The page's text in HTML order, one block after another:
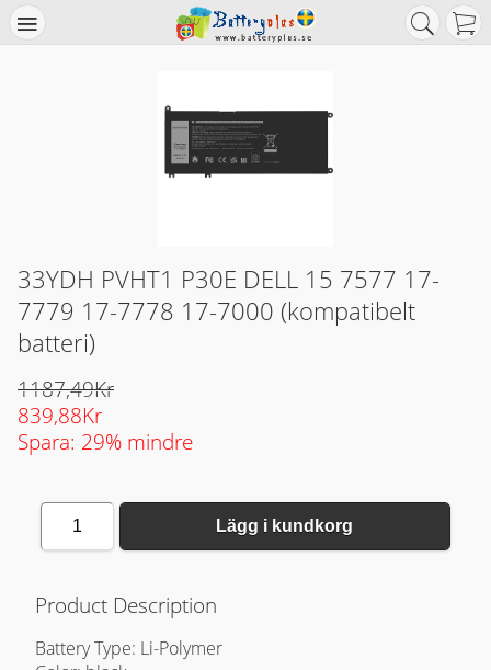
33YDH PVHT1 P30E DELL 15 7577 17-
7779 17-7778 17-7000 (kompatibelt
batteri)
1187,49Kr
839,88Kr
Spara: 29% mindre
1 Lägg i kundkorg
Product Description
Battery Type: Li-Polymer